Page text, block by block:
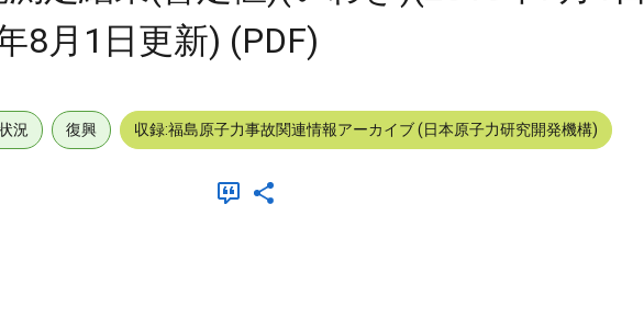
8月1日更新) (PDF)
況 復興 収録:福島原子力事故関連情報アーカイブ (日本原子力研究開発機構)